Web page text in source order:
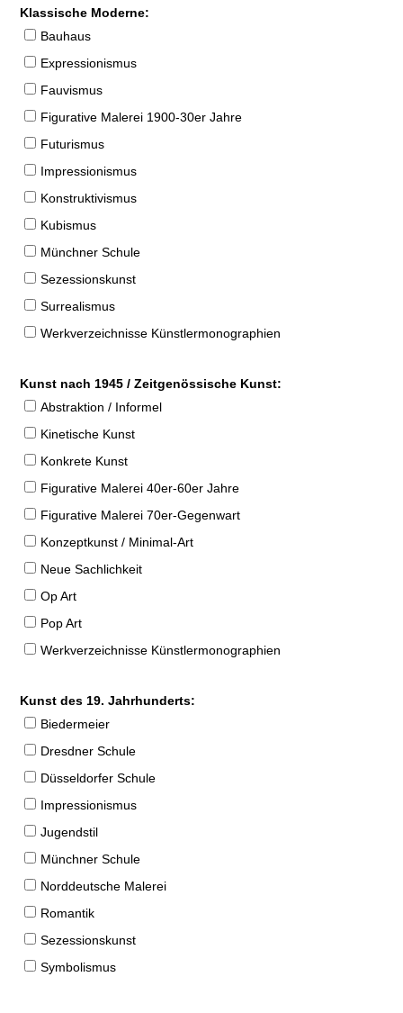
Klassische Moderne:
Bauhaus
Expressionismus
Fauvismus
Figurative Malerei 1900-30er Jahre
Futurismus
Impressionismus
Konstruktivismus
Kubismus
Münchner Schule
Sezessionskunst
Surrealismus
Werkverzeichnisse Künstlermonographien
Kunst nach 1945 / Zeitgenössische Kunst:
Abstraktion / Informel
Kinetische Kunst
Konkrete Kunst
Figurative Malerei 40er-60er Jahre
Figurative Malerei 70er-Gegenwart
Konzeptkunst / Minimal-Art
Neue Sachlichkeit
Op Art
Pop Art
Werkverzeichnisse Künstlermonographien
Kunst des 19. Jahrhunderts:
Biedermeier
Dresdner Schule
Düsseldorfer Schule
Impressionismus
Jugendstil
Münchner Schule
Norddeutsche Malerei
Romantik
Sezessionskunst
Symbolismus